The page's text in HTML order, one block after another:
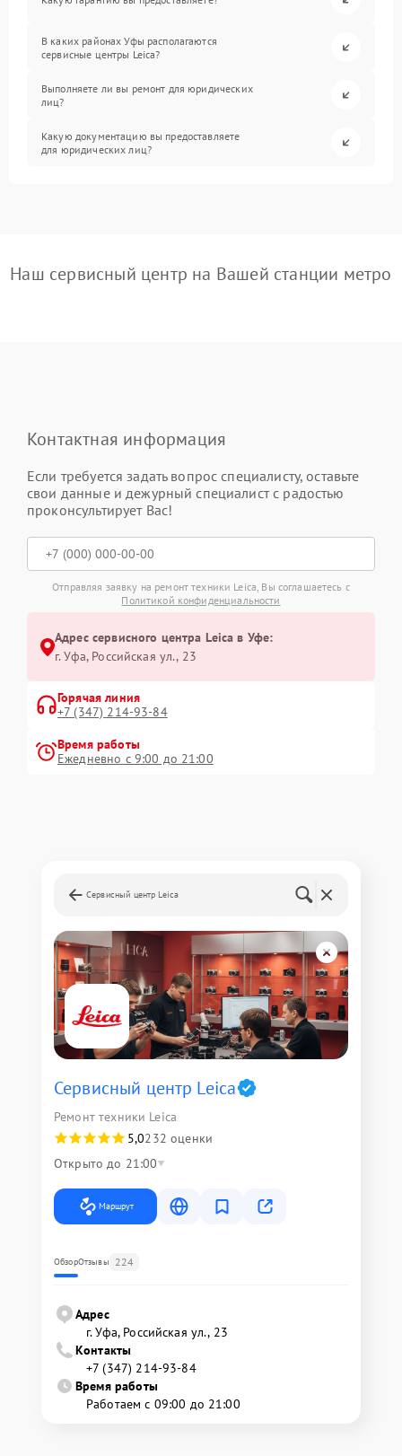
В каких районах Уфы располагаются
сервисные центры Leica?
Выполняете ли вы ремонт для юридических
лиц?
Какую документацию вы предоставляете
для юридических лиц?
Наш сервисный центр на Вашей станции метро
Контактная информация
Если требуется задать вопрос специалисту, оставьте
свои данные и дежурный специалист с радостью
проконсультирует Вас!
Отправляя заявку на ремонт техники Leica, Вы соглашаетесь с
Политикой конфиденциальности
Адрес сервисного центра Leica в Уфе:
г. Уфа, Российская ул., 23
Горячая линия
+7 (347) 214-93-84
Время работы
Ежедневно с 9:00 до 21:00
Сервисный центр Leica
Сервисный центр Leica
Ремонт техники Leica
5,0232 оценки
Открыто до 21:00
Маршрут
ОбзорОтзывы 224
Адрес
г. Уфа, Российская ул., 23
Контакты
+7 (347) 214-93-84
Время работы
Работаем с 09:00 до 21:00